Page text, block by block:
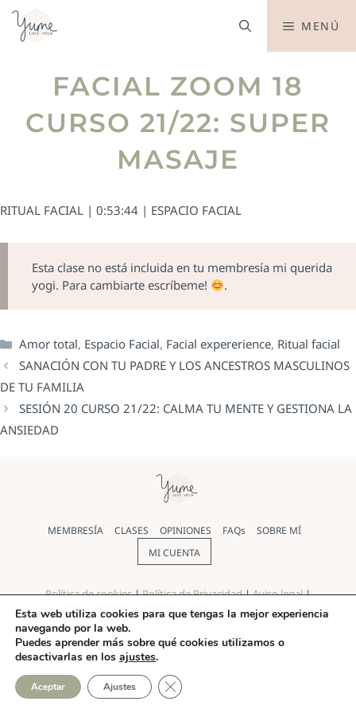
MENÚ
FACIAL ZOOM 18
CURSO 21/22: SUPER
MASAJE
RITUAL FACIAL | 0:53:44 | ESPACIO FACIAL
Esta clase no está incluida en tu membresía mi querida
yogi. Para cambiarte escríbeme!
.
Amor total, Espacio Facial, Facial expererience, Ritual facial
SANACIÓN CON TU PADRE Y LOS ANCESTROS MASCULINOS
DE TU FAMILIA
SESIÓN 20 CURSO 21/22: CALMA TU MENTE Y GESTIONA LA
ANSIEDAD
MEMBRESÍA CLASES OPINIONES FAQs
SOBRE MÍ
MI CUENTA
Política de cookies|Política de Privacidad|Aviso legal|
Términos y condiciones
© Yoga Yume 2026 |Diseño webrealizado por Pilar Rios
Esta web utiliza cookies para que tengas la mejor experiencia
navegando por la web.
Puedes aprender más sobre qué cookies utilizamos o
desactivarlas en los ajustes.
Aceptar Ajustes CERRAR EL BANNER DE